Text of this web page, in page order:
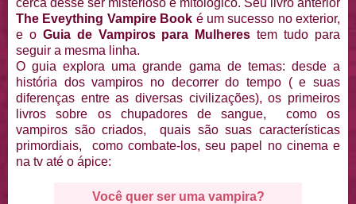
cerca desse ser misterioso e mitológico. Seu livro anterior
The Eveything Vampire Book é um sucesso no exterior,
e o Guia de Vampiros para Mulheres tem tudo para
seguir a mesma linha.
O guia explora uma grande gama de temas: desde a
história dos vampiros no decorrer do tempo ( e suas
diferenças entre as diversas civilizações), os primeiros
livros sobre os chupadores de sangue, como os
vampiros são criados, quais são suas características
primordiais, como combate-los, seu papel no cinema e
na tv até o ápice:
Você quer ser uma vampira?